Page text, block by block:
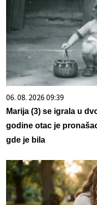
06. 08. 2026 09:39
Marija (3) se igrala u
godine otac je
gde je bila